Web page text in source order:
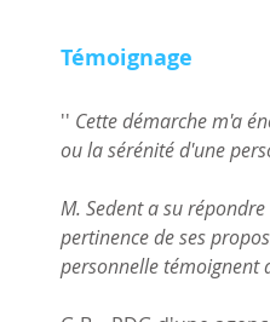
Témoignage
'' Cette démarche m'a
ou la sérénité d'une
M. Sedent a su
pertinence de ses
personnelle témoignent